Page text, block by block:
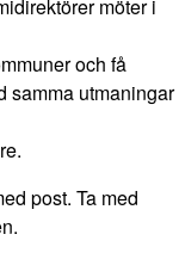
möter i
och få
samma utmaningar
post. Ta med